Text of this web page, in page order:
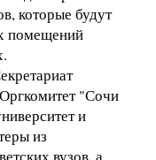
которые будут
помещений
"Сочи
и
из